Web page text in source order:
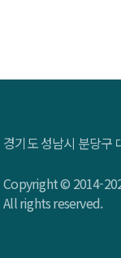
경기도 성남시 분당
Copyright © 2014-
All rights reserved.